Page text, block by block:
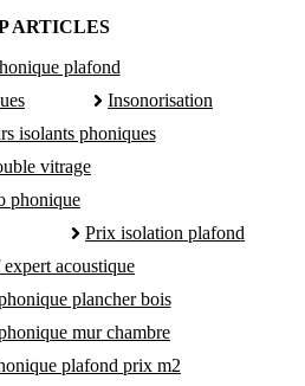
ARTICLES
plafond
Insonorisation
isolants phoniques
vitrage
phonique
Prix isolation plafond
acoustique
plancher bois
mur chambre
plafond prix m2